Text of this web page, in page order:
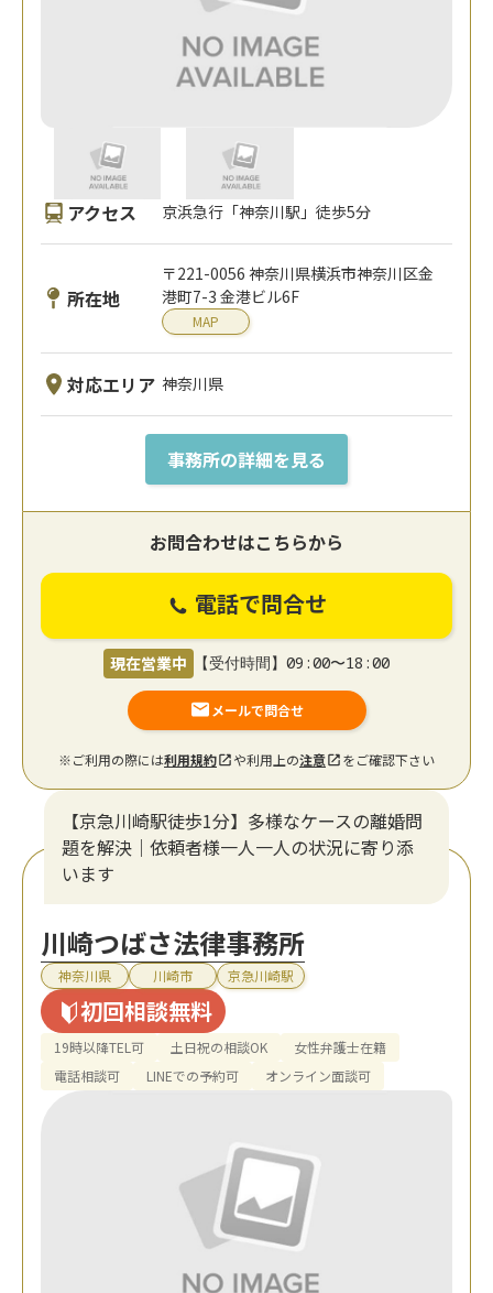
アクセス 京浜急行「神奈川駅」徒歩5分
所在地
〒221-0056 神奈川県横浜市神奈川区金
港町7-3 金港ビル6F
MAP
対応エリア 神奈川県
事務所の詳細を見る
お問合わせはこちらから
電話で問合せ
現在営業中 【受付時間】09:00〜18:00
メールで問合せ
※ご利用の際には利用規約 や利用上の注意 をご確認下さい
【京急川崎駅徒歩1分】多様なケースの離婚問
題を解決｜依頼者様一人一人の状況に寄り添
います
川崎つばさ法律事務所
神奈川県 川崎市 京急川崎駅
初回相談無料
19時以降TEL可 土日祝の相談OK
女性弁護士在籍
電話相談可
LINEでの予約可 オンライン面談可